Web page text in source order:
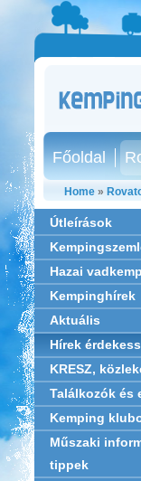
Főoldal
Home »
Útleírások
Hazai
Kempinghírek
Aktuális
Hírek
KRESZ,
Találkozók és
Kemping
Műszaki
tippek